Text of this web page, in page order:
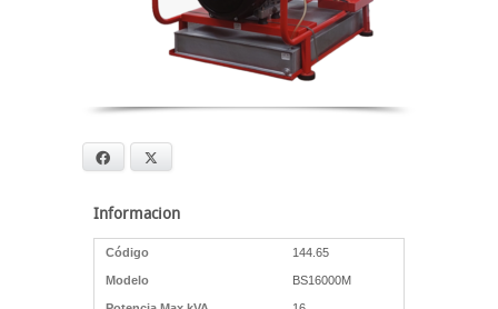
Facebook
Informacion
Código 144.65
Modelo BS16000M